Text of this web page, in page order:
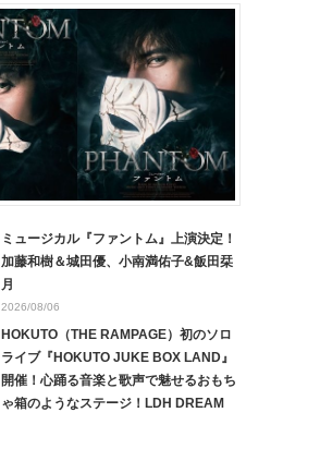
ミュージカル『ファントム』上演決定！
加藤和樹＆城田優、小南満佑子&飯田栞
月
2026/08/06
HOKUTO（THE RAMPAGE）初のソロ
ライブ『HOKUTO JUKE BOX LAND』
開催！心踊る音楽と歌声で魅せるおもち
ゃ箱のようなステージ！LDH DREAM